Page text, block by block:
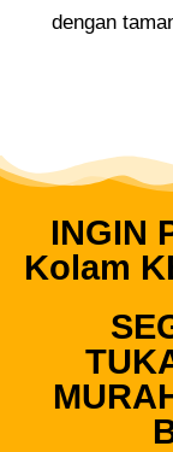
dengan
INGIN
Kolam